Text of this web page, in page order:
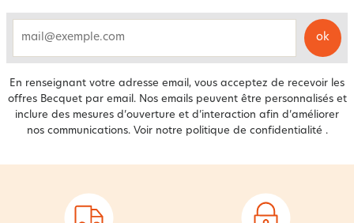
ok
En renseignant votre adresse email, vous acceptez de recevoir les
offres Becquet par email. Nos emails peuvent être personnalisés et
inclure des mesures d’ouverture et d’interaction afin d’améliorer
nos communications. Voir notre politique de confidentialité .